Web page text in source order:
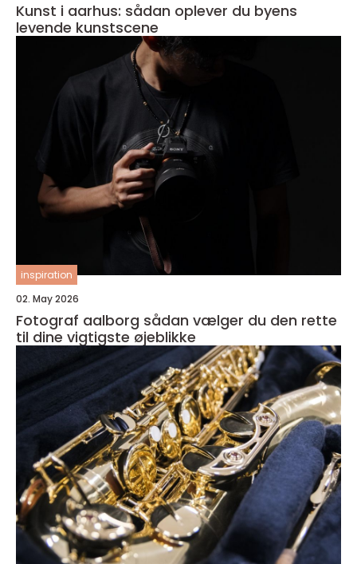
Kunst i aarhus: sådan oplever du byens
levende kunstscene
inspiration
02. May 2026
Fotograf aalborg sådan vælger du den rette
til dine vigtigste øjeblikke